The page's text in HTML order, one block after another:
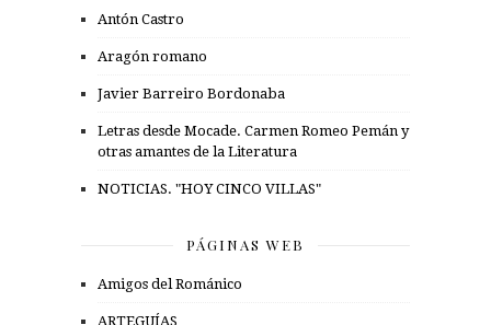
Antón Castro
Aragón romano
Javier Barreiro Bordonaba
Letras desde Mocade. Carmen Romeo Pemán y
otras amantes de la Literatura
NOTICIAS. "HOY CINCO VILLAS"
PÁGINAS WEB
Amigos del Románico
ARTEGUÍAS